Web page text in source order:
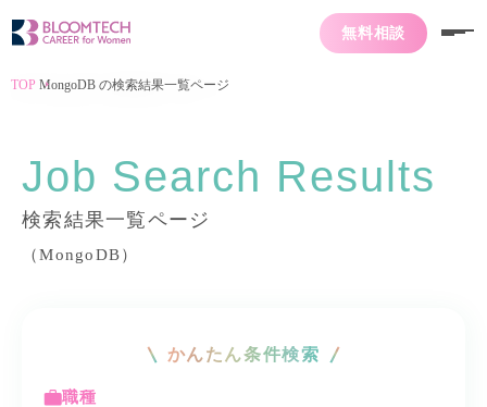
無料相談
TOP MongoDB の検索結果一覧ページ
Job Search Results
検索結果一覧ページ
（MongoDB）
かんたん条件検索
職種